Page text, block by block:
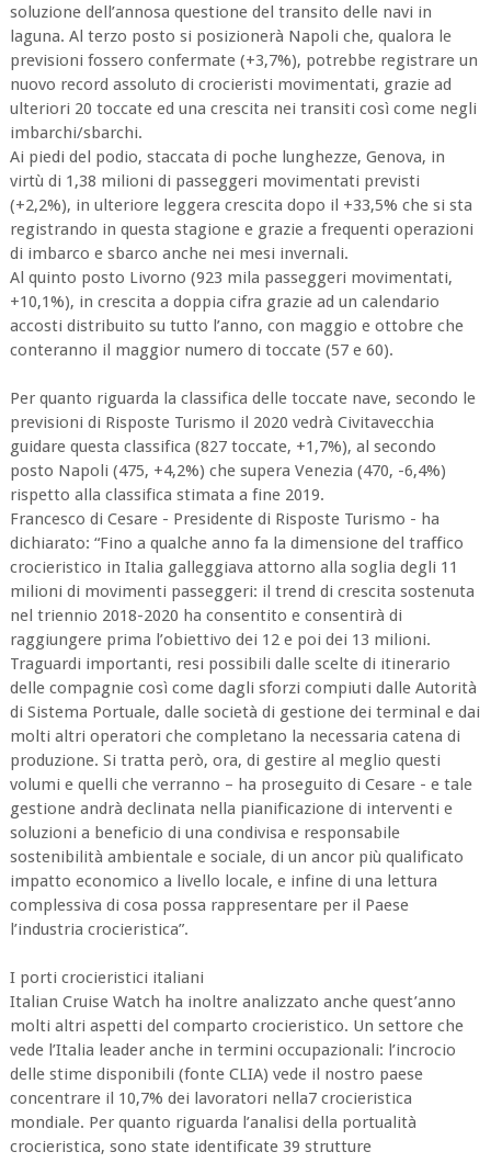
soluzione dell’annosa questione del transito delle navi in
laguna. Al terzo posto si posizionerà Napoli che, qualora le
previsioni fossero confermate (+3,7%), potrebbe registrare un
nuovo record assoluto di crocieristi movimentati, grazie ad
ulteriori 20 toccate ed una crescita nei transiti così come negli
imbarchi/sbarchi.
Ai piedi del podio, staccata di poche lunghezze, Genova, in
virtù di 1,38 milioni di passeggeri movimentati previsti
(+2,2%), in ulteriore leggera crescita dopo il +33,5% che si sta
registrando in questa stagione e grazie a frequenti operazioni
di imbarco e sbarco anche nei mesi invernali.
Al quinto posto Livorno (923 mila passeggeri movimentati,
+10,1%), in crescita a doppia cifra grazie ad un calendario
accosti distribuito su tutto l’anno, con maggio e ottobre che
conteranno il maggior numero di toccate (57 e 60).
Per quanto riguarda la classifica delle toccate nave, secondo le
previsioni di Risposte Turismo il 2020 vedrà Civitavecchia
guidare questa classifica (827 toccate, +1,7%), al secondo
posto Napoli (475, +4,2%) che supera Venezia (470, -6,4%)
rispetto alla classifica stimata a fine 2019.
Francesco di Cesare - Presidente di Risposte Turismo - ha
dichiarato: “Fino a qualche anno fa la dimensione del traffico
crocieristico in Italia galleggiava attorno alla soglia degli 11
milioni di movimenti passeggeri: il trend di crescita sostenuta
nel triennio 2018-2020 ha consentito e consentirà di
raggiungere prima l’obiettivo dei 12 e poi dei 13 milioni.
Traguardi importanti, resi possibili dalle scelte di itinerario
delle compagnie così come dagli sforzi compiuti dalle Autorità
di Sistema Portuale, dalle società di gestione dei terminal e dai
molti altri operatori che completano la necessaria catena di
produzione. Si tratta però, ora, di gestire al meglio questi
volumi e quelli che verranno – ha proseguito di Cesare - e tale
gestione andrà declinata nella pianificazione di interventi e
soluzioni a beneficio di una condivisa e responsabile
sostenibilità ambientale e sociale, di un ancor più qualificato
impatto economico a livello locale, e infine di una lettura
complessiva di cosa possa rappresentare per il Paese
l’industria crocieristica”.
I porti crocieristici italiani
Italian Cruise Watch ha inoltre analizzato anche quest’anno
molti altri aspetti del comparto crocieristico. Un settore che
vede l’Italia leader anche in termini occupazionali: l’incrocio
delle stime disponibili (fonte CLIA) vede il nostro paese
concentrare il 10,7% dei lavoratori nella7 crocieristica
mondiale. Per quanto riguarda l’analisi della portualità
crocieristica, sono state identificate 39 strutture